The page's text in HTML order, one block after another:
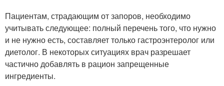
Пациентам, страдающим от запоров, необходимо
учитывать следующее: полный перечень того, что нужно
и не нужно есть, составляет только гастроэнтеролог или
диетолог. В некоторых ситуациях врач разрешает
частично добавлять в рацион запрещенные
ингредиенты.